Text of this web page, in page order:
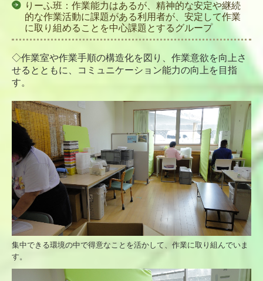
りーふ班：作業能力はあるが、精神的な安定や継続
的な作業活動に課題がある利用者が、安定して作業
に取り組めることを中心課題とするグループ
◇作業室や作業手順の構造化を図り、作業意欲を向上さ
せるとともに、コミュニケーション能力の向上を目指
す。
集中できる環境の中で得意なことを活かして、作業に取り組んでいま
す。